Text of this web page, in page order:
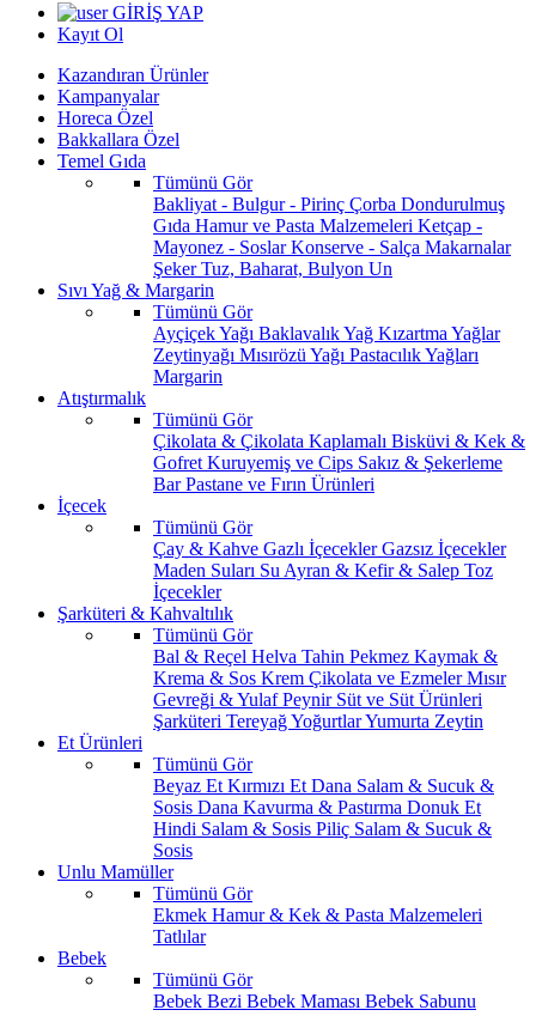
GİRİŞ YAP
Kayıt Ol
Kazandıran Ürünler
Kampanyalar
Horeca Özel
Bakkallara Özel
Temel Gıda
Tümünü Gör
Bakliyat - Bulgur - Pirinç Çorba Dondurulmuş
Gıda Hamur ve Pasta Malzemeleri Ketçap -
Mayonez - SoslarKonserve - Salça Makarnalar
ŞekerTuz, Baharat, Bulyon Un
Sıvı Yağ & Margarin
Tümünü Gör
Ayçiçek Yağı Baklavalık Yağ Kızartma Yağlar
Zeytinyağı Mısırözü Yağı Pastacılık Yağları
Margarin
Atıştırmalık
Tümünü Gör
Çikolata & Çikolata Kaplamalı Bisküvi & Kek &
Gofret Kuruyemiş ve Cips Sakız & Şekerleme
BarPastane ve Fırın Ürünleri
İçecek
Tümünü Gör
Çay & Kahve Gazlı İçeceklerGazsız İçecekler
Maden Suları Su Ayran & Kefir & Salep Toz
İçecekler
Şarküteri & Kahvaltılık
Tümünü Gör
Bal & Reçel Helva Tahin Pekmez Kaymak &
Krema & Sos Krem Çikolata ve EzmelerMısır
Gevreği & YulafPeynir Süt ve Süt Ürünleri
Şarküteri TereyağYoğurtlarYumurta Zeytin
Et Ürünleri
Tümünü Gör
Beyaz Et Kırmızı Et Dana Salam & Sucuk &
Sosis Dana Kavurma & Pastırma Donuk Et
Hindi Salam & Sosis Piliç Salam & Sucuk &
Sosis
Unlu Mamüller
Tümünü Gör
Ekmek Hamur & Kek & Pasta Malzemeleri
Tatlılar
Bebek
Tümünü Gör
Bebek Bezi Bebek Maması Bebek Sabunu